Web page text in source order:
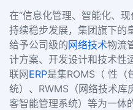
在“信息化管理、智能化、
持续稳步发展，集团旗下的
给予公司级的网络技术物流
计方案、开发设计和技术性
联网ERP是集ROMS （ 性（
统）、 RWMS （网络技术库
客智能管理系统）等为一体